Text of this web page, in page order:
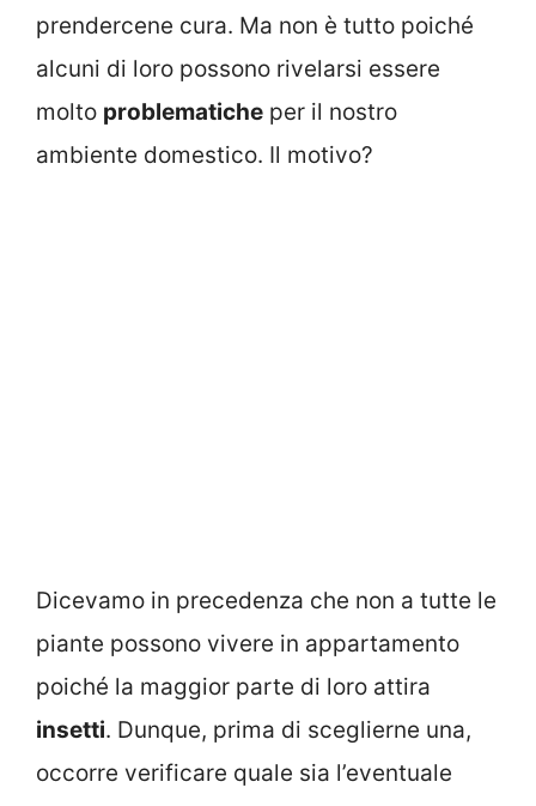
prendercene cura. Ma non è tutto poiché
alcuni di loro possono rivelarsi essere
molto problematiche per il nostro
ambiente domestico. Il motivo?
Dicevamo in precedenza che non a tutte le
piante possono vivere in appartamento
poiché la maggior parte di loro attira
insetti. Dunque, prima di sceglierne una,
occorre verificare quale sia l’eventuale